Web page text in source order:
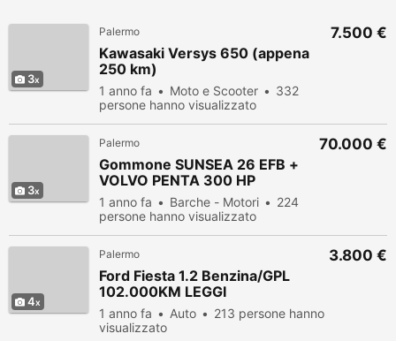
3
Palermo
Kawasaki Versys 650 (appena
250 km)
1 anno fa Moto e Scooter
332
persone hanno visualizzato
7.500 €
3
Palermo
Gommone SUNSEA 26 EFB +
VOLVO PENTA 300 HP
1 anno fa Barche - Motori
224
persone hanno visualizzato
70.000 €
4
Palermo
Ford Fiesta 1.2 Benzina/GPL
102.000KM LEGGI
1 anno fa Auto
213 persone hanno
visualizzato
3.800 €